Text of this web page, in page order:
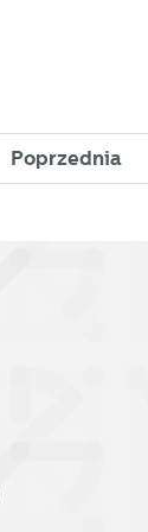
Poprzednia